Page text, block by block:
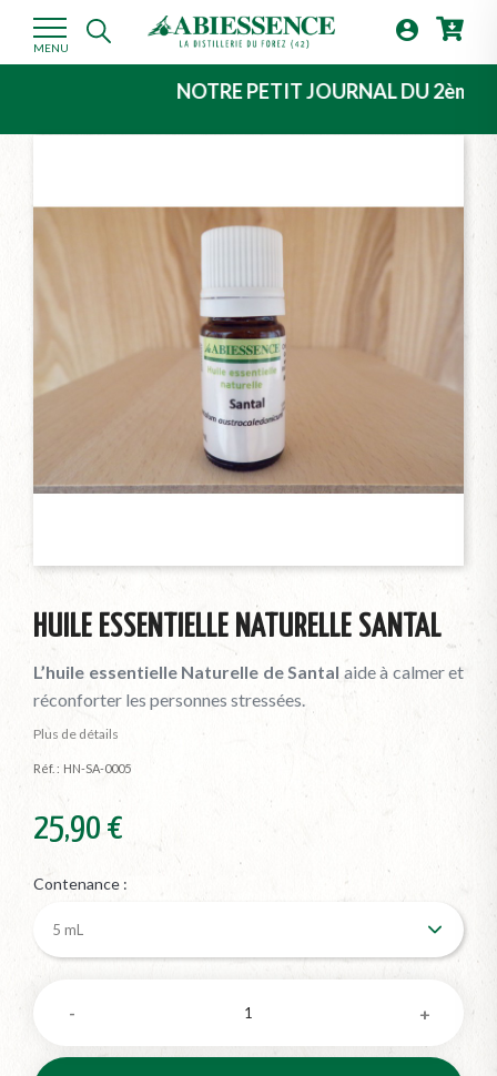
MENU

NOTRE PETIT JOURNAL DU 2ème
HUILE ESSENTIELLE NATURELLE SANTAL
L’huile essentielle Naturelle deSantal aide à calmer et
réconforter les personnes stressées.
Plus de détails
Réf. : HN-SA-0005
25,90 €
Contenance :